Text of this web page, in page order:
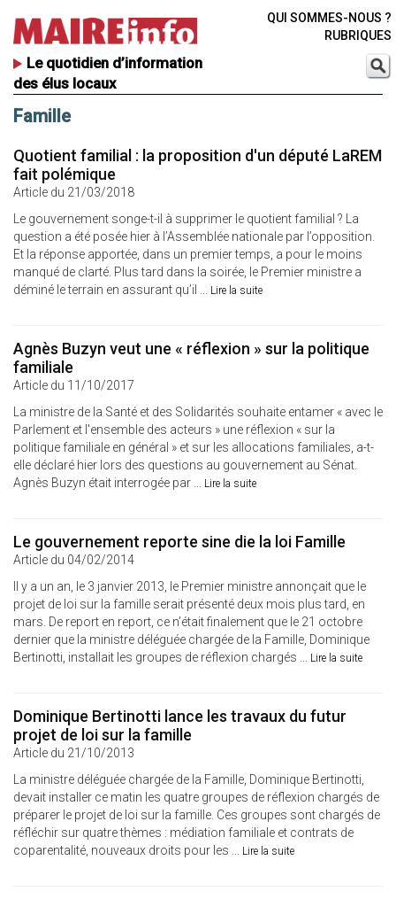
Le quotidien d’information
des élus locaux
QUI SOMMES-NOUS ?
RUBRIQUES
Famille
Quotient familial : la proposition d'un député LaREM
fait polémique
Article du 21/03/2018
Le gouvernement songe-t-il à supprimer le quotient familial ? La
question a été posée hier à l’Assemblée nationale par l’opposition.
Et la réponse apportée, dans un premier temps, a pour le moins
manqué de clarté. Plus tard dans la soirée, le Premier ministre a
déminé le terrain en assurant qu’il ... Lire la suite
Agnès Buzyn veut une « réflexion » sur la politique
familiale
Article du 11/10/2017
La ministre de la Santé et des Solidarités souhaite entamer « avec le
Parlement et l'ensemble des acteurs » une réflexion « sur la
politique familiale en général » et sur les allocations familiales, a-t-
elle déclaré hier lors des questions au gouvernement au Sénat.
Agnès Buzyn était interrogée par ... Lire la suite
Le gouvernement reporte sine die la loi Famille
Article du 04/02/2014
Il y a un an, le 3 janvier 2013, le Premier ministre annonçait que le
projet de loi sur la famille serait présenté deux mois plus tard, en
mars. De report en report, ce n’était finalement que le 21 octobre
dernier que la ministre déléguée chargée de la Famille, Dominique
Bertinotti, installait les groupes de réflexion chargés ... Lire la suite
Dominique Bertinotti lance les travaux du futur
projet de loi sur la famille
Article du 21/10/2013
La ministre déléguée chargée de la Famille, Dominique Bertinotti,
devait installer ce matin les quatre groupes de réflexion chargés de
préparer le projet de loi sur la famille. Ces groupes sont chargés de
réfléchir sur quatre thèmes : médiation familiale et contrats de
coparentalité, nouveaux droits pour les ... Lire la suite